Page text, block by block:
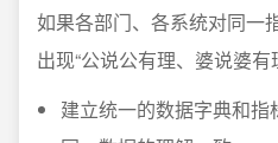
如果各部门、各系统对同一
出现“公说公有理、婆说婆有
建立统一的数据字典和